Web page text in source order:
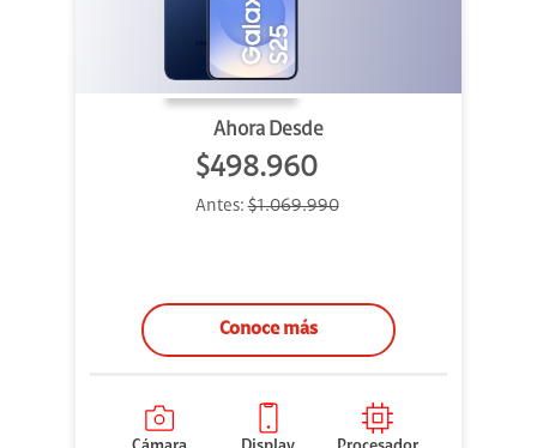
Ahora Desde
$498.960
Antes:$1.069.990
Conoce más